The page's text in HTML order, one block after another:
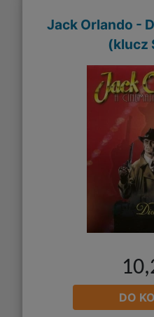
Jack Orlando -
(klucz
DO